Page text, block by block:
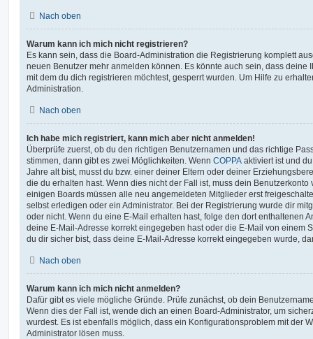
Nach oben
Warum kann ich mich nicht registrieren?
Es kann sein, dass die Board-Administration die Registrierung komplett
neuen Benutzer mehr anmelden können. Es könnte auch sein, dass deine
mit dem du dich registrieren möchtest, gesperrt wurden. Um Hilfe zu
Administration.
Nach oben
Ich habe mich registriert, kann mich aber nicht anmelden!
Überprüfe zuerst, ob du den richtigen Benutzernamen und das richtige
stimmen, dann gibt es zwei Möglichkeiten. Wenn COPPA aktiviert ist und
Jahre alt bist, musst du bzw. einer deiner Eltern oder deiner
die du erhalten hast. Wenn dies nicht der Fall ist, muss dein
einigen Boards müssen alle neu angemeldeten Mitglieder erst
selbst erledigen oder ein Administrator. Bei der Registrierung wurde dir
oder nicht. Wenn du eine E-Mail erhalten hast, folge den dort enthaltenen
deine E-Mail-Adresse korrekt eingegeben hast oder die E-Mail von einem
du dir sicher bist, dass deine E-Mail-Adresse korrekt eingegeben wurde,
Nach oben
Warum kann ich mich nicht anmelden?
Dafür gibt es viele mögliche Gründe. Prüfe zunächst, ob dein
Wenn dies der Fall ist, wende dich an einen Board-Administrator, um
wurdest. Es ist ebenfalls möglich, dass ein Konfigurationsproblem mit der
Administrator lösen muss.